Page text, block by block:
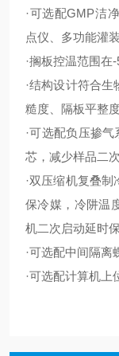
·可选配GMP洁
点仪、多功能灌
·搁板控温范围
·结构设计符合
糙度、隔板平整
·可选配负压掺
芯，减少样品二次
·双压缩机复叠
保冷媒，冷阱温
机二次启动延时
·可选配中间隔离
·可选配计算机上